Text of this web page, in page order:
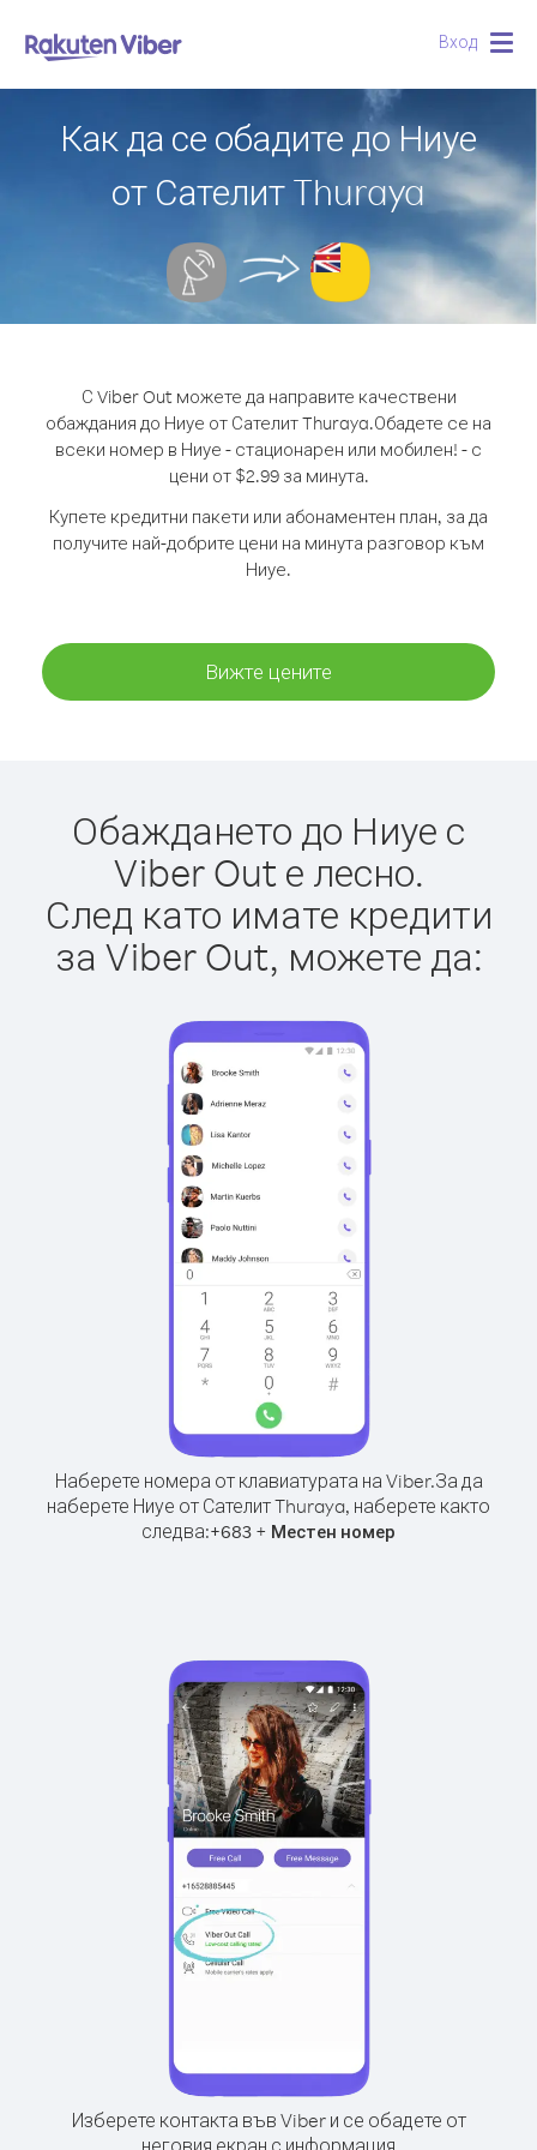
Вход
Как да се обадите до Ниуе
от Сателит Thuraya
С Viber Out можете да направите качествени
обаждания до Ниуе от Сателит Thuraya.Обадете се на
всеки номер в Ниуе - стационарен или мобилен! - с
цени от $2.99 за минута.
Купете кредитни пакети или абонаментен план, за да
получите най-добрите цени на минута разговор към
Ниуе.
Вижте цените
Обаждането до Ниуе с
Viber Out е лесно.
След като имате кредити
за Viber Out, можете да:
Наберете номера от клавиатурата на Viber.За да
наберете Ниуе от Сателит Thuraya, наберете както
следва:+683 + Местен номер
Изберете контакта във Viber и се обадете от
неговия екран с информация